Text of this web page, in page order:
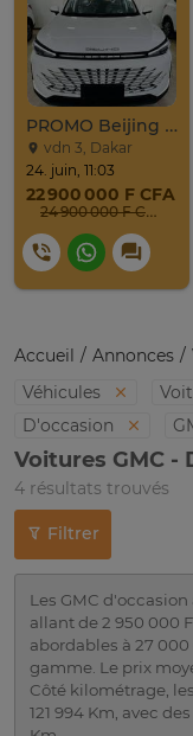
PROMO Beijing X7 / 2025
vdn 3, Dakar
24. juin, 11:03
22 900 000 F CFA
24 900 000 F CFA
Accueil Annonces
Véhicules
D'occasion
Voitures GMC -
4 résultats trouvés
Filtrer
Les GMC
allant de 2 950 000
abordables à 27
gamme. Le prix
Côté kilométrage,
121 994 Km, avec